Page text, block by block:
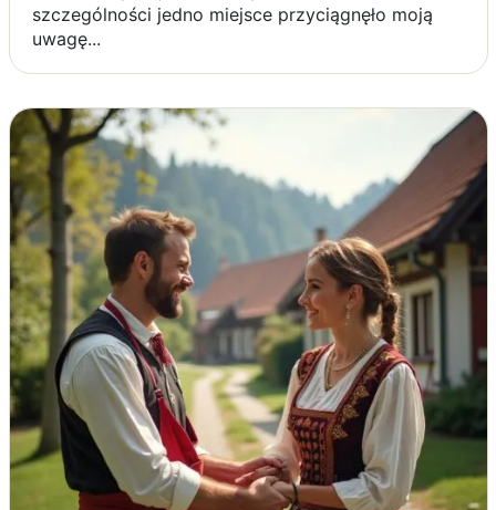
szczególności jedno miejsce przyciągnęło moją
uwagę...